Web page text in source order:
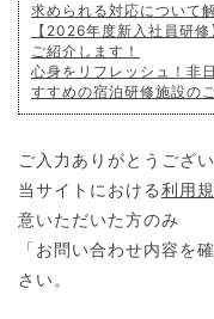
求められる対応について
【2026年度新入社員研
ご紹介します！
心身をリフレッシュ！非
すすめの宿泊研修施設の
ご入力ありがとうござい
当サイトにおける利用
意いただいた方のみ
「お問い合わせ内容を
さい。